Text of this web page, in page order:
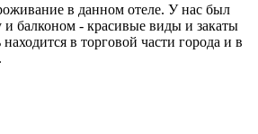
в данном отеле. У нас был
и балконом - красивые виды и закаты
в торговой части города и в